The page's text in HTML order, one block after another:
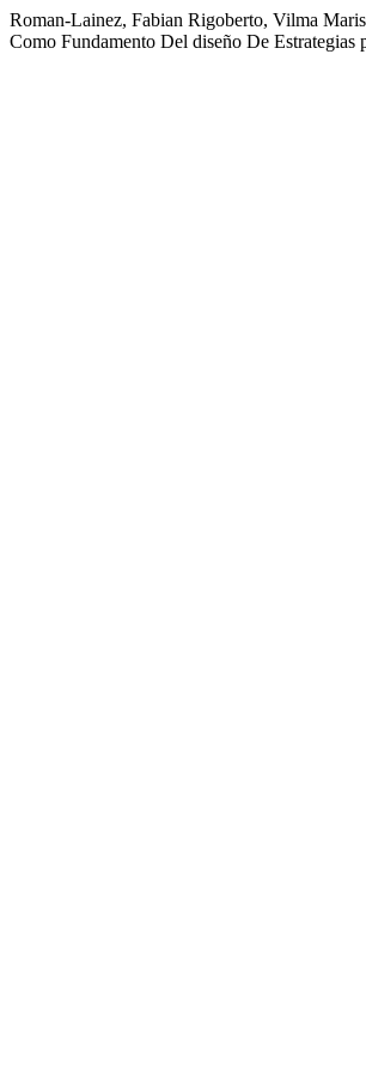
Roman-Lainez, Fabian Rigoberto, Vilma
Como Fundamento Del diseño De Estrategias